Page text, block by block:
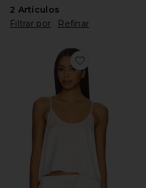
2 Artículos
Filtrar por
Refinar
Favorite TOP